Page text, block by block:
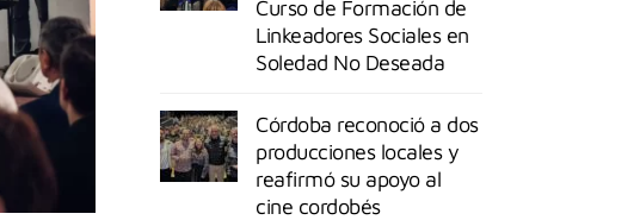
Curso de Formación de
Linkeadores Sociales en
Soledad No Deseada
Córdoba reconoció a dos
producciones locales y
reafirmó su apoyo al
cine cordobés